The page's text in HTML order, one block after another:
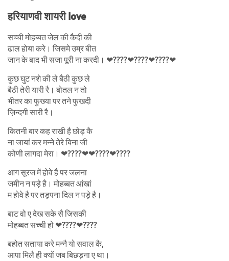
हरियाणवी शायरी love
सच्ची मोहब्बत जेल की कैदी की
ढाल होया करे। जिसमे उम्र बीत
जान के बाद भी सजा पूरी ना करदी। ❤????❤????❤????❤
कुछ घुट नशे की ले बैठी कुछ ले
बैठी तेरी यारी रै। बोतल न तो
भीतर का फुख्या पर तने फुखदी
ज़िन्दगी सारी रै।
कितनी बार कह राखी है छोड़ कै
ना जायां कर मन्ने तेरे बिना जी
कोणी लागदा मेरा। ❤????❤❤????❤????
आग सूरज में होवे है पर जलना
जमीन न पड़े है। मोहब्बत आंखां
म होवे है पर तड़पना दिल न पड़े है।
बाट वो ए देख सके सै जिसकी
मोहब्बत सच्ची हो ❤????❤????
बहोत सताया करे मन्नै यो सवाल कै,
आपा मिलै ही क्यों जब बिछड़ना ए था।